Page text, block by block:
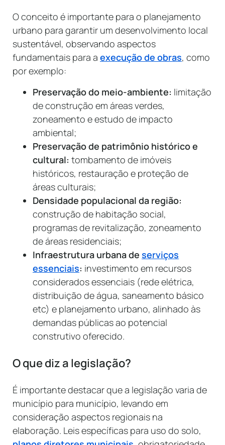
O conceito é importante para o planejamento
urbano para garantir um desenvolvimento local
sustentável, observando aspectos
fundamentais para a execução de obras, como
por exemplo:
Preservação do meio-ambiente: limitação
de construção em áreas verdes,
zoneamento e estudo de impacto
ambiental;
Preservação de patrimônio histórico e
cultural: tombamento de imóveis
históricos, restauração e proteção de
áreas culturais;
Densidade populacional da região:
construção de habitação social,
programas de revitalização, zoneamento
de áreas residenciais;
Infraestrutura urbana de serviços
essenciais: investimento em recursos
considerados essenciais (rede elétrica,
distribuição de água, saneamento básico
etc) e planejamento urbano, alinhado às
demandas públicas ao potencial
construtivo oferecido.
O que diz a legislação?
É importante destacar que a legislação varia de
município para município, levando em
consideração aspectos regionais na
elaboração. Leis específicas para uso do solo,